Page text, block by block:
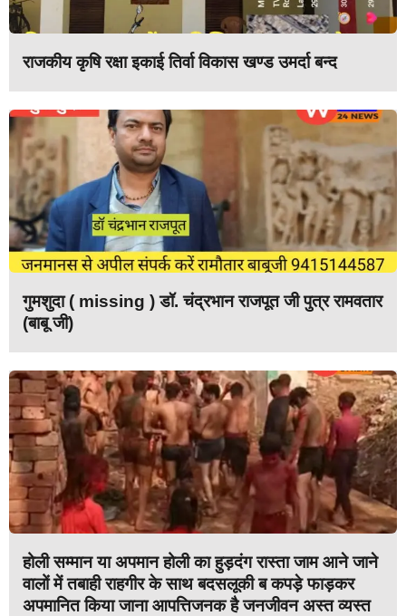
राजकीय कृषि रक्षा इकाई तिर्वा विकास खण्ड उमर्दा बन्द
गुमशुदा ( missing ) डॉ. चंद्रभान राजपूत जी पुत्र रामवतार
(बाबू जी)
होली सम्मान या अपमान होली का हुड़दंग रास्ता जाम आने जाने
वालों में तबाही राहगीर के साथ बदसलूकी ब कपड़े फाड़कर
अपमानित किया जाना आपत्तिजनक है जनजीवन अस्त व्यस्त